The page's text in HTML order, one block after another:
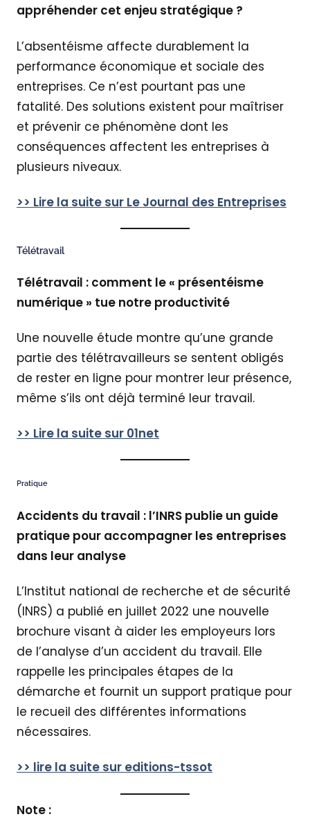
appréhender cet enjeu stratégique ?
L’absentéisme affecte durablement la
performance économique et sociale des
entreprises. Ce n’est pourtant pas une
fatalité. Des solutions existent pour maîtriser
et prévenir ce phénomène dont les
conséquences affectent les entreprises à
plusieurs niveaux.
>> Lire la suite sur Le Journal des Entreprises
Télétravail
Télétravail : comment le « présentéisme
numérique » tue notre productivité
Une nouvelle étude montre qu’une grande
partie des télétravailleurs se sentent obligés
de rester en ligne pour montrer leur présence,
même s’ils ont déjà terminé leur travail.
>> Lire la suite sur 01net
Pratique
Accidents du travail : l’INRS publie un guide
pratique pour accompagner les entreprises
dans leur analyse
L’Institut national de recherche et de sécurité
(INRS) a publié en juillet 2022 une nouvelle
brochure visant à aider les employeurs lors
de l’analyse d’un accident du travail. Elle
rappelle les principales étapes de la
démarche et fournit un support pratique pour
le recueil des différentes informations
nécessaires.
>> lire la suite sur editions-tssot
Note :